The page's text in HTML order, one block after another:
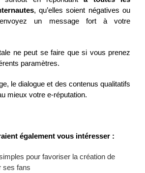
, qu’elles soient négatives ou
un message fort à votre
ne peut se faire que si vous prenez
paramètres.
le dialogue et des contenus qualitatifs
mieux votre e-réputation.
également vous intéresser :
pour favoriser la création de
ses fans